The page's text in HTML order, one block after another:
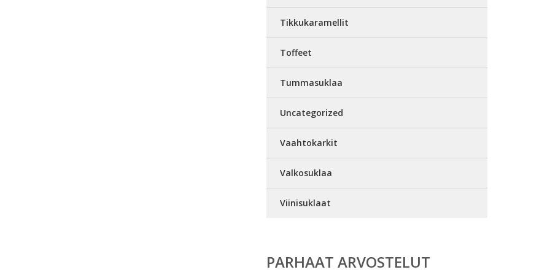
Tikkukaramellit
Toffeet
Tummasuklaa
Uncategorized
Vaahtokarkit
Valkosuklaa
Viinisuklaat
PARHAAT ARVOSTELUT